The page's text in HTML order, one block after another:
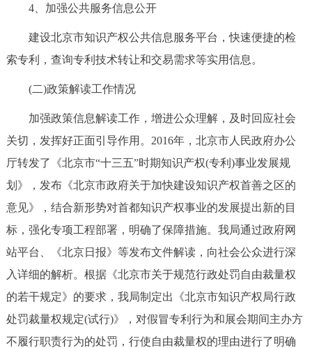
4、加强公共服务信息公开
建设北京市知识产权公共信息服务平台，快速便捷的检
索专利，查询专利技术转让和交易需求等实用信息。
(二)政策解读工作情况
加强政策信息解读工作，增进公众理解，及时回应社会
关切，发挥好正面引导作用。2016年，北京市人民政府办公
厅转发了《北京市“十三五”时期知识产权(专利)事业发展规
划》，发布《北京市政府关于加快建设知识产权首善之区的
意见》，结合新形势对首都知识产权事业的发展提出新的目
标，强化专项工程部署，明确了保障措施。我局通过政府网
站平台、《北京日报》等发布文件解读，向社会公众进行深
入详细的解析。根据《北京市关于规范行政处罚自由裁量权
的若干规定》的要求，我局制定出《北京市知识产权局行政
处罚裁量权规定(试行)》，对假冒专利行为和展会期间主办方
不履行职责行为的处罚，行使自由裁量权的理由进行了明确